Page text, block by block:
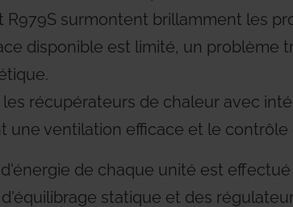
R979S surmontent brillamment les
disponible est limité, un problème
récupérateurs de chaleur avec
une ventilation efficace et le contrôle
de chaque unité est
statique et des